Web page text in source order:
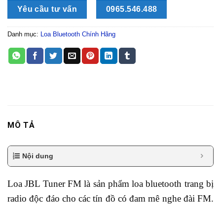
Yêu cầu tư vấn 0965.546.488
Danh mục: Loa Bluetooth Chính Hãng
MÔ TẢ
Nội dung
Loa JBL Tuner FM là sản phẩm loa bluetooth trang bị
radio độc đáo cho các tín đồ có đam mê nghe đài FM.